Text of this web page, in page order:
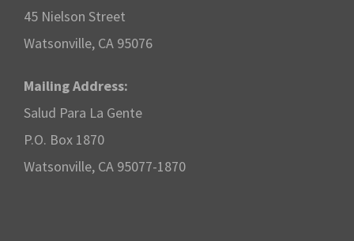
45 Nielson Street
Watsonville, CA 95076
Mailing Address:
Salud Para La Gente
P.O. Box 1870
Watsonville, CA 95077-1870